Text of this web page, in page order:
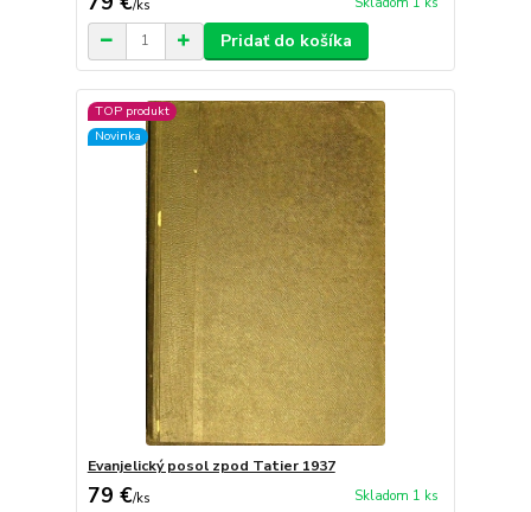
/ks
Pridať do košíka
TOP produkt
Novinka
Evanjelický posol zpod Tatier 1937
79 €/ks Skladom 1 ks